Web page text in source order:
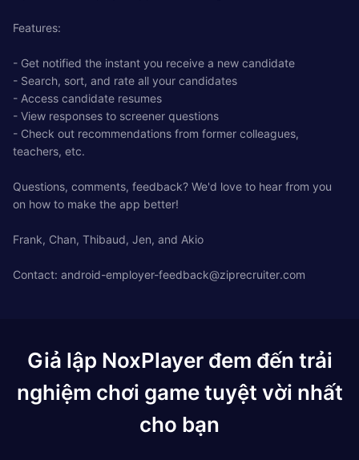
Features:
- Get notified the instant you receive a new candidate
- Search, sort, and rate all your candidates
- Access candidate resumes
- View responses to screener questions
- Check out recommendations from former colleagues,
teachers, etc.
Questions, comments, feedback? We'd love to hear from you
on how to make the app better!
Frank, Chan, Thibaud, Jen, and Akio
Contact: android-employer-feedback@ziprecruiter.com
Giả lập NoxPlayer đem đến trải
nghiệm chơi game tuyệt vời nhất
cho bạn